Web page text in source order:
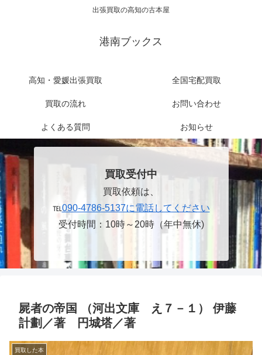
出張買取の高知の古本屋
港南ブックス
高知・愛媛出張買取 全国宅配買取
買取の流れ お問い合わせ
よくある質問 お知らせ
買取受付中
買取依頼は、
℡090-4786-5137に電話してください
受付時間：10時～20時（年中無休)
屍者の帝国 （河出文庫 え７－１） 伊藤
計劃／著 円城塔／著
買取した本